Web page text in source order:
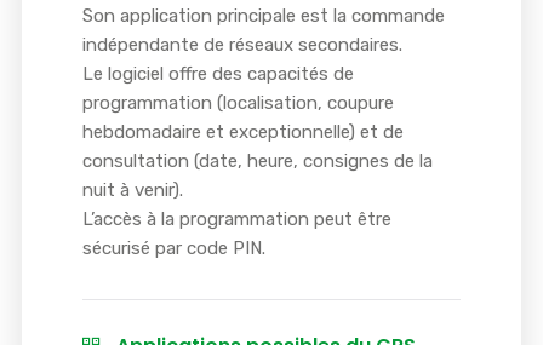
Son application principale est la commande
indépendante de réseaux secondaires.
Le logiciel offre des capacités de
programmation (localisation, coupure
hebdomadaire et exceptionnelle) et de
consultation (date, heure, consignes de la
nuit à venir).
L’accès à la programmation peut être
sécurisé par code PIN.